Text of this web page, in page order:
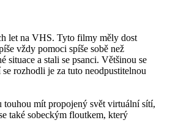
let na VHS. Tyto filmy měly dost
vždy pomoci spíše sobě než
situace a stali se psanci. Většinou se
rozhodli je za tuto neodpustitelnou
mít propojený svět virtuální sítí,
také sobeckým floutkem, který